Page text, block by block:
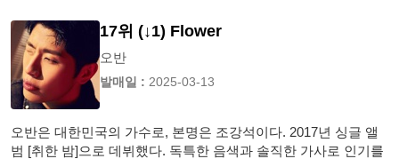
17위 (↓1) Flower
오반
발매일 : 2025-03-13
오반은 대한민국의 가수로, 본명은 조강석이다. 2017년 싱글 앨
범 [취한 밤]으로 데뷔했다. 독특한 음색과 솔직한 가사로 인기를